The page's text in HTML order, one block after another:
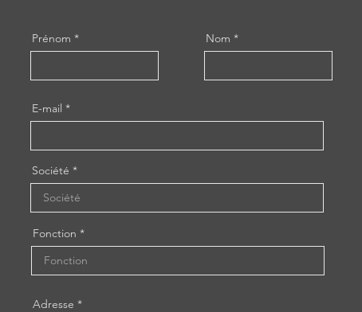
Prénom Nom
E-mail
Société
Fonction
Adresse